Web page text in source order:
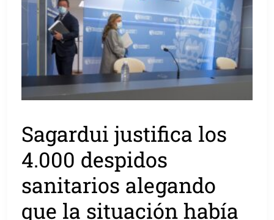
Sagardui justifica los
4.000 despidos
sanitarios alegando
que la situación había